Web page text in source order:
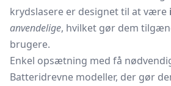
krydslasere er designet til at være
anvendelige, hvilket gør dem
brugere.
Enkel opsætning med få
Batteridrevne modeller, der gør